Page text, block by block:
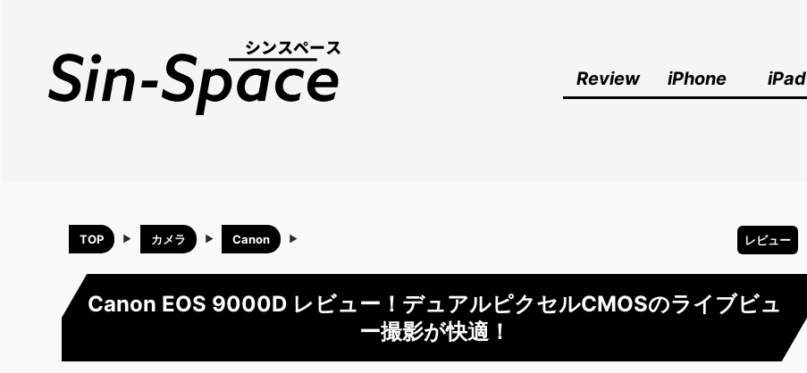
Review iPhone iPad
TOP カメラ Canon レビュー
Canon EOS 9000D レビュー！デュアルピクセルCMOSのライブビュ
ー撮影が快適！